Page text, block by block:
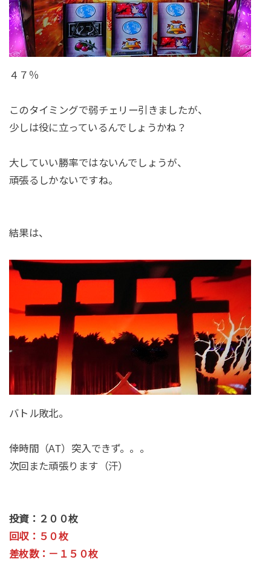
４７％
このタイミングで弱チェリー引きましたが、
少しは役に立っているんでしょうかね？
大していい勝率ではないんでしょうが、
頑張るしかないですね。
結果は、
バトル敗北。
倖時間（AT）突入できず。。。
次回また頑張ります（汗）
投資：２００枚
回収：５０枚
差枚数：－１５０枚